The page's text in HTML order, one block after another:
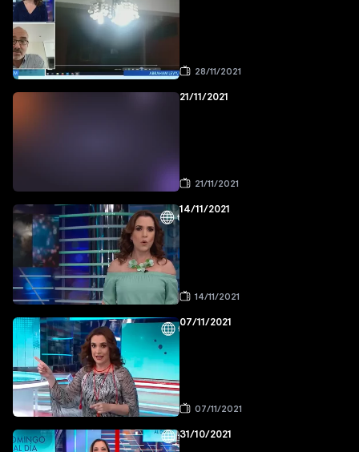
28/11/2021
21/11/2021
21/11/2021
14/11/2021
14/11/2021
07/11/2021
07/11/2021
31/10/2021